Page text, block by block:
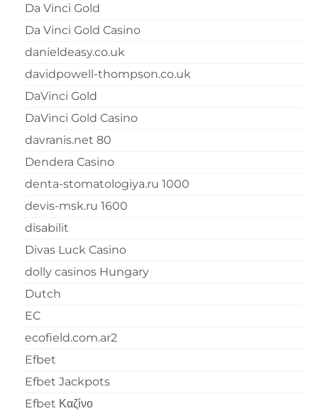
Da Vinci Gold
Da Vinci Gold Casino
danieldeasy.co.uk
davidpowell-thompson.co.uk
DaVinci Gold
DaVinci Gold Casino
davranis.net 80
Dendera Casino
denta-stomatologiya.ru 1000
devis-msk.ru 1600
disabilit
Divas Luck Casino
dolly casinos Hungary
Dutch
EC
ecofield.com.ar2
Efbet
Efbet Jackpots
Efbet Καζίνο